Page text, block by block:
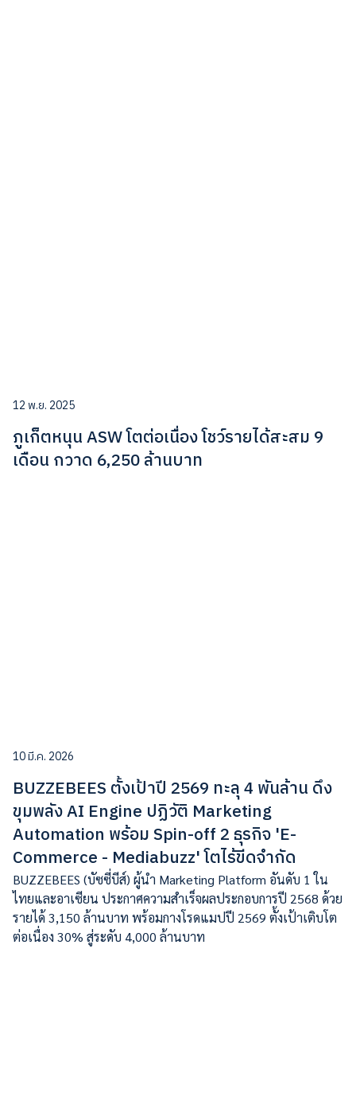
12 พ.ย. 2025
ภูเก็ตหนุน ASW โตต่อเนื่อง โชว์รายได้สะสม 9
เดือน กวาด 6,250 ล้านบาท
10 มี.ค. 2026
BUZZEBEES ตั้งเป้าปี 2569 ทะลุ 4 พันล้าน ดึง
ขุมพลัง AI Engine ปฏิวัติ Marketing
Automation พร้อม Spin-off 2 ธุรกิจ 'E-
Commerce - Mediabuzz' โตไร้ขีดจำกัด
BUZZEBEES (บัซซี่บีส์) ผู้นำ Marketing Platform อันดับ 1 ใน
ไทยและอาเซียน ประกาศความสำเร็จผลประกอบการปี 2568 ด้วย
รายได้ 3,150 ล้านบาท พร้อมกางโรดแมปปี 2569 ตั้งเป้าเติบโต
ต่อเนื่อง 30% สู่ระดับ 4,000 ล้านบาท